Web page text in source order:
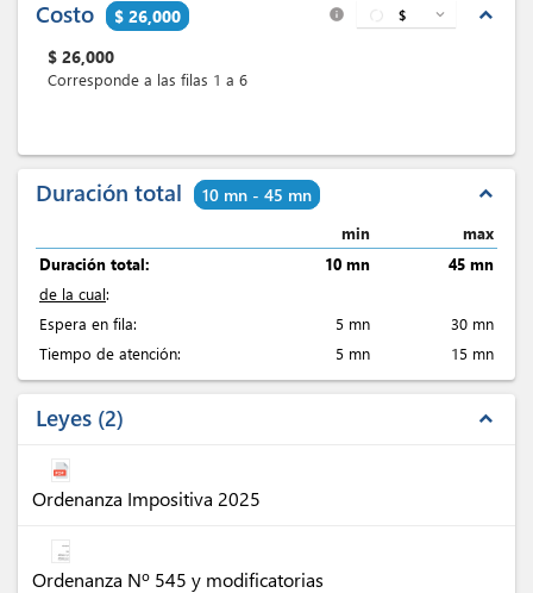
Costo $ 26,000 expand_less
info $ expand_more
$ 26,000
Corresponde a las filas 1 a 6
Duración total 10 mn - 45 mn expand_less
min
max
Duración total:
10 mn
45 mn
de la cual:
Espera en fila:
5 mn
30 mn
Tiempo de atención:
5 mn 15 mn
Leyes 2 expand_less
Ordenanza Impositiva 2025
Ordenanza Nº 545 y modificatorias